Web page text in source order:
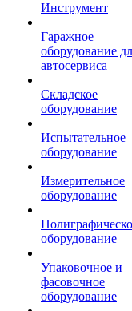
Инструмент
Гаражное
оборудование
автосервиса
Складское
оборудование
Испытательное
оборудование
Измерительное
оборудование
оборудование
Упаковочное и
фасовочное
оборудование